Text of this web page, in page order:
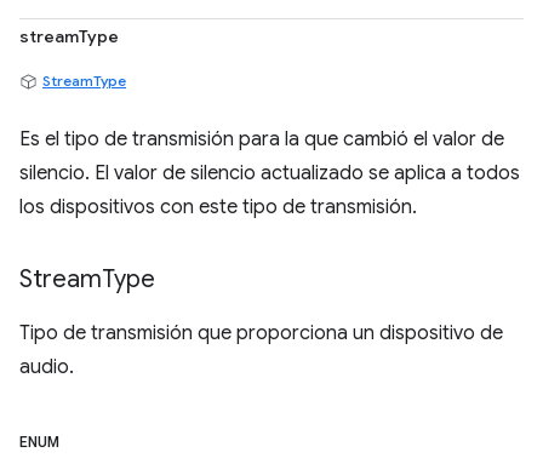
streamType
StreamType
Es el tipo de transmisión para la que cambió el valor de
silencio. El valor de silencio actualizado se aplica a todos
los dispositivos con este tipo de transmisión.
StreamType
Tipo de transmisión que proporciona un dispositivo de
audio.
ENUM